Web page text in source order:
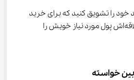
خود را تشویق کنید که برای خرید
وسایل مورد علاقه‌اش پول مورد نیاز خویش را
خواسته